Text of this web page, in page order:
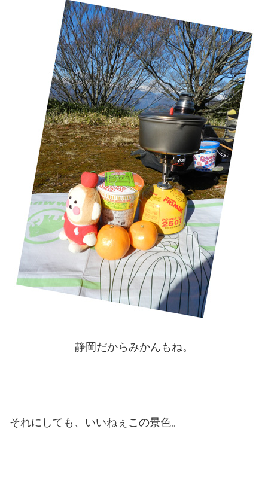
静岡だからみかんもね。
それにしても、いいねぇこの景色。